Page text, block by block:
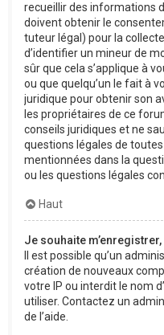
recueillir des informations
doivent obtenir le
tuteur légal) pour la
d’identifier un mineur de
sûr que cela s’applique à
ou que quelqu’un le fait à
juridique pour obtenir son
les propriétaires de ce
conseils juridiques et ne
questions légales de
mentionnées dans la
ou les questions légales
Haut
Je souhaite
Il est possible qu’un
création de nouveaux
votre IP ou interdit le nom
utiliser. Contactez un
de l’aide.